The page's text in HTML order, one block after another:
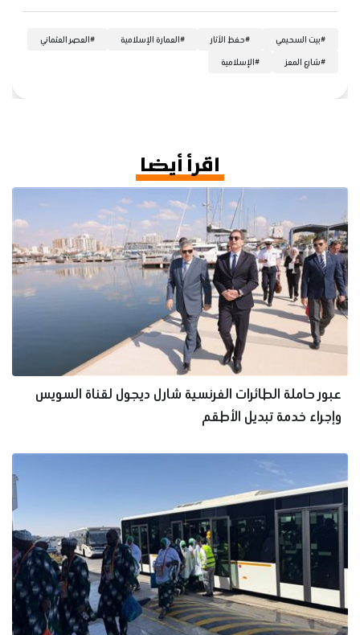
#بيت السحيمي #حفظ الآثار #العمارة الإسلامية #العصر العثماني
#شارع المعز #الإسلامية
اقرأ أيضا
عبور حاملة الطائرات الفرنسية شارل ديجول لقناة السويس
وإجراء خدمة تبديل الأطقم